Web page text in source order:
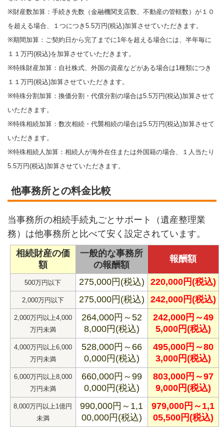
※財産数加算：手続き先数（金融機関支店数、不動産の管轄数）が１０
を超える場合、１つにつき5.5万円(税込)加算させていただきます。
※期間加算：ご契約日から完了までに1年を超える場合には、半年毎に
１１万円(税込)を加算させていただきます。
※特殊財産加算：自社株式、外国の資産などがある場合は1種類につき
１１万円(税込)加算させていただきます。
※特殊分割加算：換価分割・代償分割の場合は5.5万円(税込)加算させて
いただきます。
※特殊相続加算：数次相続・代襲相続の場合は5.5万円(税込)加算させて
いただきます。
※特殊相続人加算：相続人が海外在住または外国籍の場合、１人当たり
5.5万円(税込)加算させていただきます。
他事務所との料金比較
当事務所の相続手続丸ごとサポート（遺産整理業
務）は他事務所と比べて安く設定されています。
相続財産の価
額
一般的な事務所
の報酬額
報酬額
500万円以下 275,000円(税込) 220,000円(税込)
2,000万円以下 275,000円(税込) 242,000円(税込)
2,000万円以上4,000
万円未満
264,000円～52
8,000円(税込)
242,000円～49
5,000円(税込)
4,000万円以上6,000
万円未満
528,000円～66
0,000円(税込)
495,000円～80
3,000円(税込)
6,000万円以上8,000
万円未満
660,000円～99
0,000円(税込)
803,000円～97
9,000円(税込)
8,000万円以上1億円
未満
990,000円～1,1
00,000円(税込)
979,000円～1,1
05,500円(税込)